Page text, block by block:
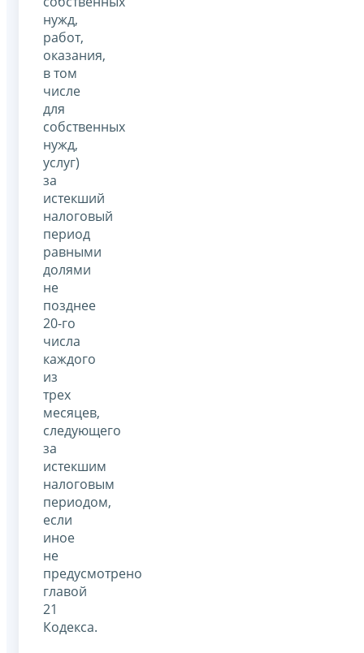
нужд,
работ,
оказания,
в том
числе
для
собственных
нужд,
услуг)
за
истекший
налоговый
период
равными
долями
не
позднее
20-го
числа
каждого
из
трех
месяцев,
следующего
за
истекшим
налоговым
периодом,
если
иное
не
предусмотрено
главой
21
Кодекса.